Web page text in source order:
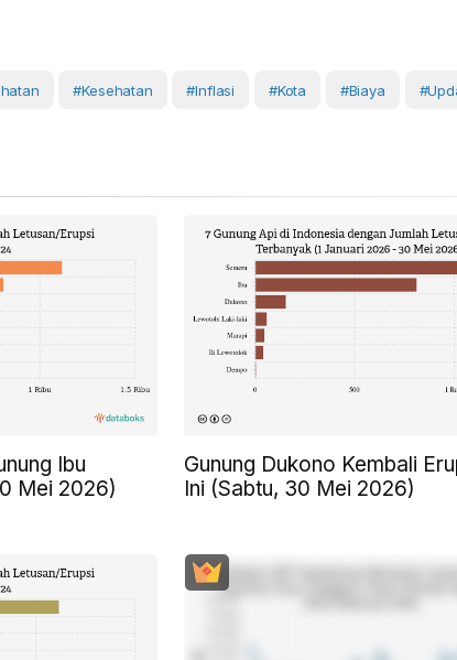
#Kesehatan #Inflasi #Kota #Biaya
Ibu
Mei 2026)
Gunung Dukono Kembali
Ini (Sabtu, 30 Mei 2026)